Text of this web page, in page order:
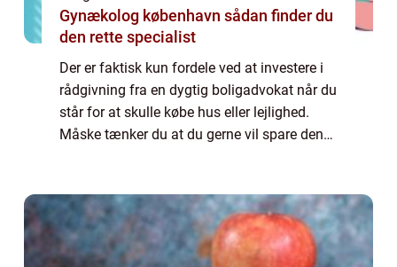
Gynækolog københavn sådan finder du
den rette specialist
Der er faktisk kun fordele ved at investere i
rådgivning fra en dygtig boligadvokat når du
står for at skulle købe hus eller lejlighed.
Måske tænker du at du gerne vil spare den